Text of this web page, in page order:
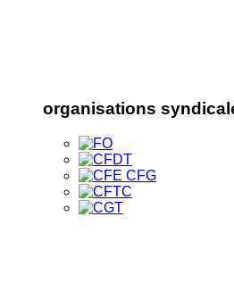
organisations